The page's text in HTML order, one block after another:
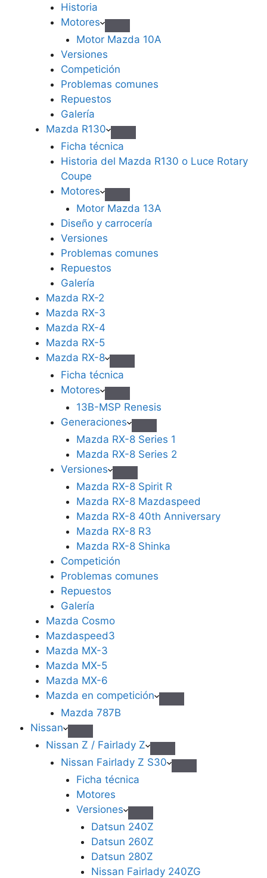
Historia
Motores
Motor Mazda 10A
Versiones
Competición
Problemas comunes
Repuestos
Galería
Mazda R130
Ficha técnica
Historia del Mazda R130 o Luce Rotary
Coupe
Motores
Motor Mazda 13A
Diseño y carrocería
Versiones
Problemas comunes
Repuestos
Galería
Mazda RX-2
Mazda RX-3
Mazda RX-4
Mazda RX-5
Mazda RX-8
Ficha técnica
Motores
13B-MSP Renesis
Generaciones
Mazda RX-8 Series 1
Mazda RX-8 Series 2
Versiones
Mazda RX-8 Spirit R
Mazda RX-8 Mazdaspeed
Mazda RX-8 40th Anniversary
Mazda RX-8 R3
Mazda RX-8 Shinka
Competición
Problemas comunes
Repuestos
Galería
Mazda Cosmo
Mazdaspeed3
Mazda MX-3
Mazda MX-5
Mazda MX-6
Mazda en competición
Mazda 787B
Nissan
Nissan Z / Fairlady Z
Nissan Fairlady Z S30
Ficha técnica
Motores
Versiones
Datsun 240Z
Datsun 260Z
Datsun 280Z
Nissan Fairlady 240ZG